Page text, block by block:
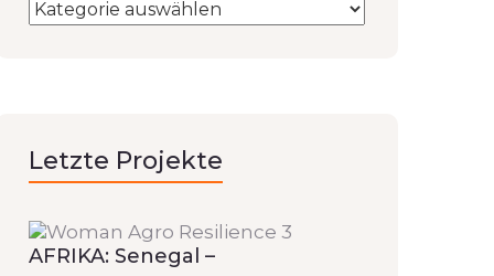
Letzte Projekte
AFRIKA: Senegal –